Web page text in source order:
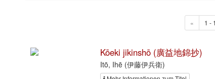
« 1 -
Kōeki jikinshō (廣益地錦抄)
Itō, Ihē (伊藤伊兵衛)